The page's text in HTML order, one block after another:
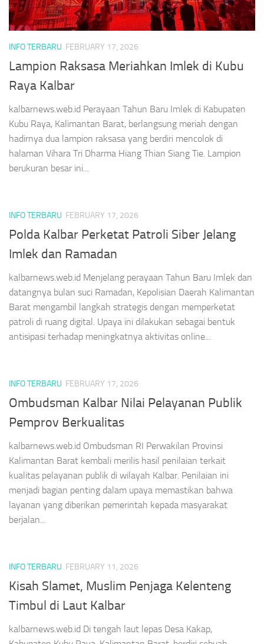
INFO TERBARU FEBRUARY 17, 2026
Lampion Raksasa Meriahkan Imlek di Kubu
Raya Kalbar
kalbarnews.web.id Perayaan Tahun Baru Imlek di Kabupaten
Kubu Raya, Kalimantan Barat, berlangsung meriah dengan
hadirnya dua lampion raksasa yang berdiri mencolok di
halaman Vihara Tri Dharma Hiang Thian Siang Tie. Lampion
berukuran besar ini...
INFO TERBARU FEBRUARY 17, 2026
Polda Kalbar Perketat Patroli Siber Jelang
Imlek dan Ramadan
kalbarnews.web.id Menjelang perayaan Tahun Baru Imlek dan
datangnya bulan suci Ramadan, Kepolisian Daerah Kalimantan
Barat mengambil langkah strategis dengan memperketat
patroli di ruang digital. Upaya ini dilakukan sebagai bentuk
antisipasi terhadap meningkatnya aktivitas online...
INFO TERBARU FEBRUARY 17, 2026
Ombudsman Kalbar Nilai Pelayanan Publik
Pemprov Berkualitas
kalbarnews.web.id Ombudsman RI Perwakilan Provinsi
Kalimantan Barat kembali merilis hasil penilaian terkait
kualitas pelayanan publik di wilayah Kalbar. Penilaian ini
menjadi bagian penting dalam upaya memastikan bahwa
layanan yang diberikan pemerintah kepada masyarakat
berjalan...
INFO TERBARU FEBRUARY 11, 2026
Kisah Slamet, Muslim Penjaga Kelenteng
Timbul di Laut Kalbar
kalbarnews.web.id Di tengah laut lepas Desa Kakap,